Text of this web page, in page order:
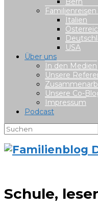
Italien
USA
Über uns
In den Medien
Unsere
Unsere Co-
Impressum
Podcast
Schule,